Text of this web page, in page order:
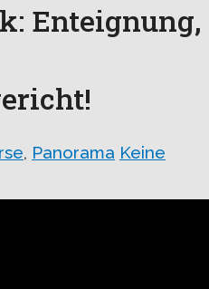
Enteignung,
, Panorama Keine